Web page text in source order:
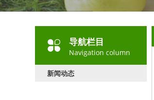
导航栏目
Navigation column
新闻动态